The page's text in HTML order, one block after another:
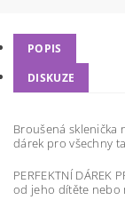
POPIS
DISKUZE
Broušená sklenička
dárek pro všechny
PERFEKTNÍ DÁREK
od jeho dítěte nebo